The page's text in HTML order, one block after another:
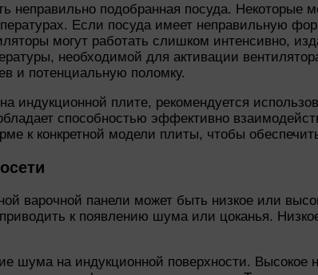
неправильно подобранная посуда. Некоторые
Если посуда имеет неправильную
могут работать слишком интенсивно,
необходимой для активации
и потенциальную поломку.
индукционной плите, рекомендуется
способностью эффективно
к конкретной модели плиты, чтобы
варочной панели может быть низкое или
к появлению шума или цоканья.
шума на индукционной поверхности.